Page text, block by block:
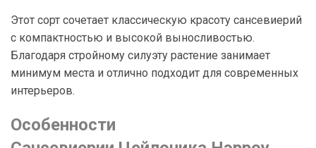
Этот сорт сочетает классическую красоту сансевиерий
с компактностью и высокой выносливостью.
Благодаря стройному силуэту растение занимает
минимум места и отлично подходит для современных
интерьеров.
Особенности